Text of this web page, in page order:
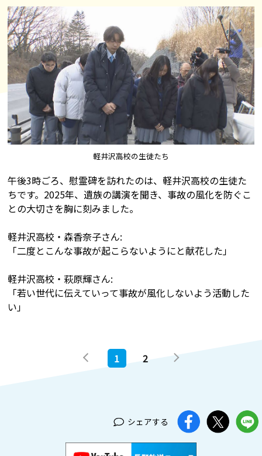
軽井沢高校の生徒たち
午後3時ごろ、慰霊碑を訪れたのは、軽井沢高校の生徒た
ちです。2025年、遺族の講演を聞き、事故の風化を防ぐこ
との大切さを胸に刻みました。
軽井沢高校・森香奈子さん:
「二度とこんな事故が起こらないようにと献花した」
軽井沢高校・萩原輝さん:
「若い世代に伝えていって事故が風化しないよう活動した
い」
1 2
シェアする